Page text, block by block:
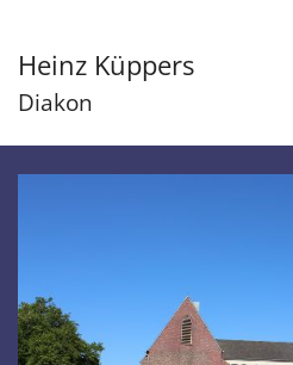
Heinz Küppers
Diakon